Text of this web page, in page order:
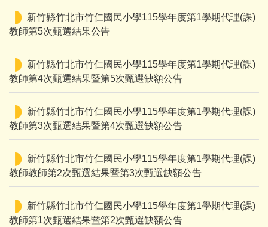
新竹縣竹北市竹仁國民小學115學年度第1學期代理(課)
教師第5次甄選結果公告
新竹縣竹北市竹仁國民小學115學年度第1學期代理(課)
教師第4次甄選結果暨第5次甄選缺額公告
新竹縣竹北市竹仁國民小學115學年度第1學期代理(課)
教師第3次甄選結果暨第4次甄選缺額公告
新竹縣竹北市竹仁國民小學115學年度第1學期代理(課)
教師教師第2次甄選結果暨第3次甄選缺額公告
新竹縣竹北市竹仁國民小學115學年度第1學期代理(課)
教師第1次甄選結果暨第2次甄選缺額公告